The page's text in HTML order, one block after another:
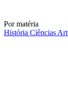
Por matéria
História Ciências